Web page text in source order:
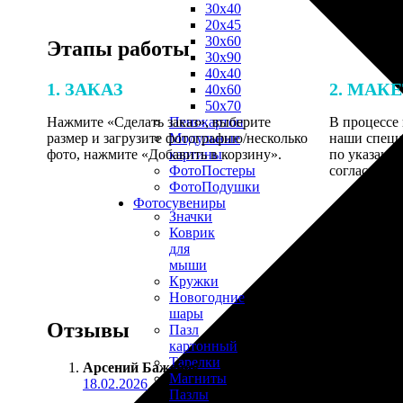
30х40
20х45
30х60
30х90
40х40
40х60
50х70
Пенокартон
Модульные
картины
ФотоПостеры
ФотоПодушки
Фотоcувениры
Значки
Коврик
для
мыши
Кружки
Новогодние
шары
Пазл
картонный
Тарелки
Магниты
Пазлы
Этапы работы
1. ЗАКАЗ
Нажмите «Сделать заказ», выберите
размер и загрузите фотографию/несколько
фото, нажмите «Добавить в корзину».
2.
В процессе
наши
по
Отзывы
Арсений Баженов :
18.02.2026